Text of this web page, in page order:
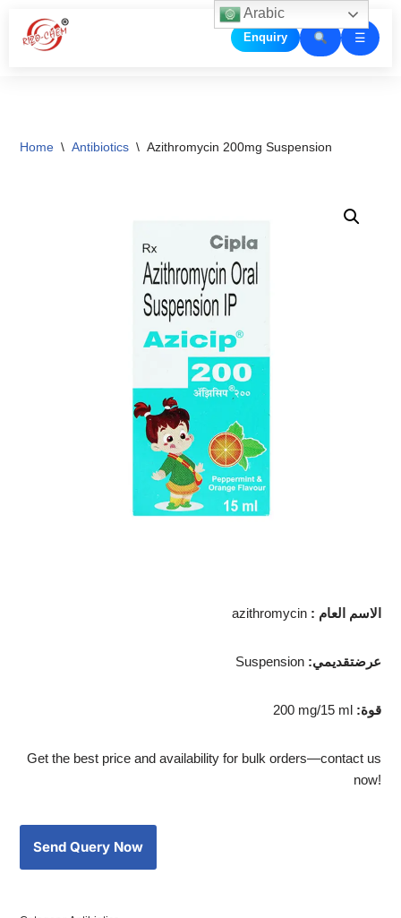
Skip
Enquiry ☰
Home \ Antibiotics \ Azithromycin 200mg Suspension
azithromycin : الاسم العام
Suspension :عرضتقديمي
200 mg/15 ml :قوة
Get the best price and availability for bulk orders—contact us
now!
Arabic